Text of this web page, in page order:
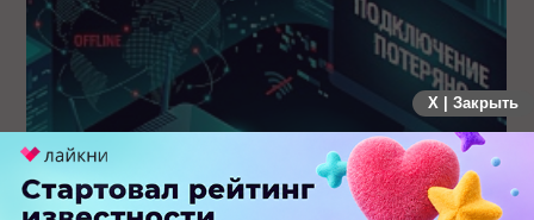
Крупнейший сбой в рунете: пользователи не могут
попасть на популярные сайты
X | Закрыть